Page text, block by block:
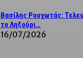
Βασίλης Ρουχωτάς:
το Ληξούρι…
16/07/2026